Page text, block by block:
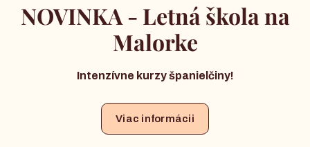
NOVINKA - Letná škola na
Malorke
Intenzívne kurzy španielčiny!
Viac informácii